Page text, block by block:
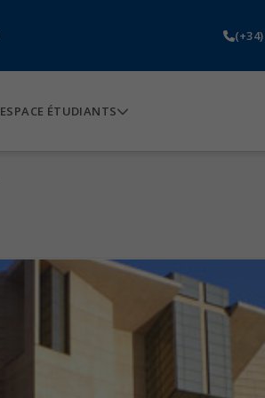
ESPACE ÉTUDIANTS